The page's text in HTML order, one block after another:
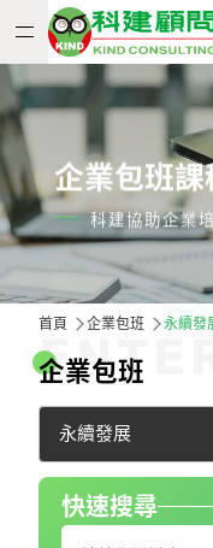
企業包班課
科建協助企業
首頁 企業包班 永續發
企業包班
ENT
永續發展
快速搜尋